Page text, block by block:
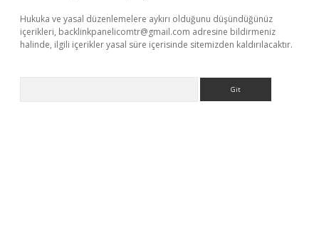
Hukuka ve yasal düzenlemelere aykırı olduğunu düşündüğünüz
içerikleri, backlinkpanelicomtr@gmail.com adresine bildirmeniz
halinde, ilgili içerikler yasal süre içerisinde sitemizden kaldırılacaktır.